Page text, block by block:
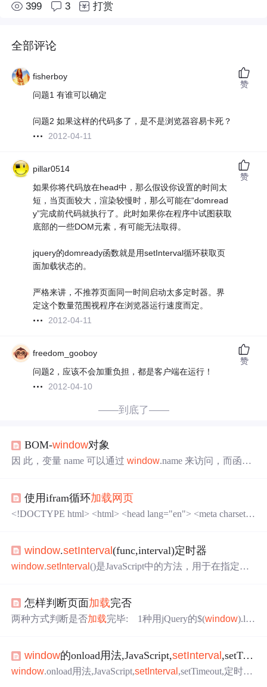
399 3 打赏
全部评论
fisherboy
问题1 有谁可以确定
问题2 如果这样的代码多了，是不是浏览器容易卡死？
2012-04-11
赞
pillar0514
如果你将代码放在head中，那么假设你设置的时间太
短，当页面较大，渲染较慢时，那么可能在“domread
y”完成前代码就执行了。此时如果你在程序中试图获取
底部的一些DOM元素，有可能无法取得。
jquery的domready函数就是用setInterval循环获取页
面加载状态的。
严格来讲，不推荐页面同一时间启动太多定时器。界
定这个数量范围视程序在浏览器运行速度而定。
2012-04-11
赞
freedom_gooboy
问题2，应该不会加重负担，都是客户端在运行！
2012-04-10
赞
——到底了——
BOM-window对象
因 此，变量 name 可以通过window.name 来访问，而函数
框向用户显示消息。此外，这些对话框都是同步的模态对
话框，即在它们显示的时候，代码会停止执行，在它们 消
效方式重新加载，可能 从缓存中直接加载。
使用ifram循环加载 网页
<!DOCTYPE html> <html> <head lang="en"> <meta charset
window.setInterval(func,interval)定时器
window.setInterval()是JavaScript中的方法，用于在指定的
间隔（以毫秒为单位）。另外，可以使用匿名函数作为第
一个参数来实现更复杂的功能。上述代码中，匿名函数内
怎样判断页面加载完否
两种方式判断是否加载完毕: 1种用jQuery的$(window).loa
作; 这里我就直接上图了;里面都有说明: ...
window的onload用法,JavaScript,setInterval ,setTimeout,定时器
window.onload用法,JavaScript,setInterval ,setTimeout,定时器